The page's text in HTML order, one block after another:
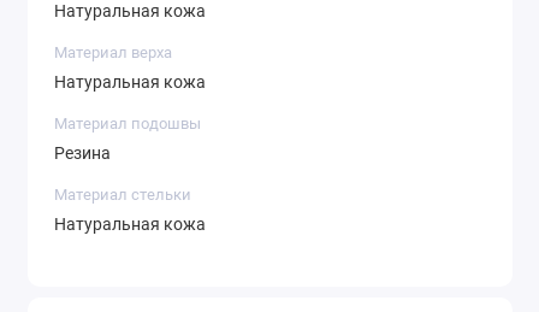
Натуральная кожа
Материал верха
Натуральная кожа
Материал подошвы
Резина
Материал стельки
Натуральная кожа